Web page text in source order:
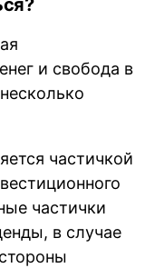
и свобода в
частичкой
частички
в случае